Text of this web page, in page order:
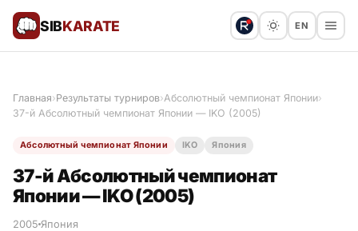
SIBKARATE EN
Результаты турниров
Главная›Результаты турниров›Абсолютный чемпионат Японии›
37-й Абсолютный чемпионат Японии — IKO (2005)
Абсолютный чемпионат Японии IKO Япония
37-й Абсолютный чемпионат
Японии — IKO (2005)
2005 Япония